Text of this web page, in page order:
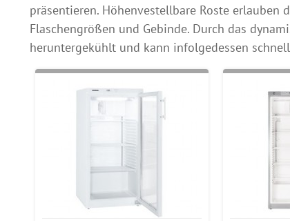
präsentieren. Höhenvestellbare Roste
Flaschengrößen und Gebinde. Durch das
heruntergekühlt und kann infolgedessen